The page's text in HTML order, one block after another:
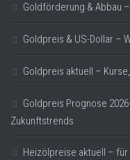
Goldförderung & Abbau
Goldpreis & US-Dollar –
Goldpreis aktuell –
Goldpreis Prognose
Zukunftstrends
Heizölpreise aktuell –